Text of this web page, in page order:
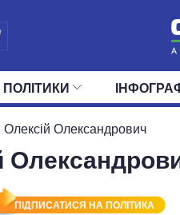
СТРІЧКА
ПОЛІТИКА
ПОЛIТИКИ
І ОФІС ВЕРХОВНА РАДА
Олексій Олександрович
ПІДПИСАТИСЯ НА ПОЛІТИКА